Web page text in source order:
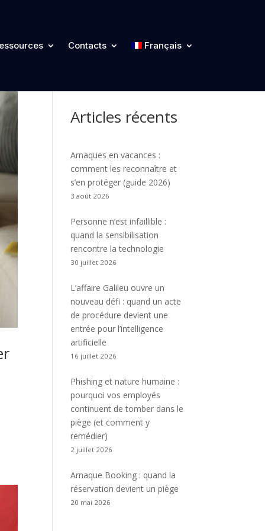
Contacts Français
Catégories
Articles récents
Arnaques en vacances :
comment les reconnaître et
s’en protéger (guide 2026)
3 août 2026
Personne n’est infaillible :
quand la sensibilisation
rencontre la technologie
30 juillet 2026
L’affaire Galileu ouvre un
nouveau défi : quand un acte
de procédure devient une
entrée pour l’intelligence
artificielle
16 juillet 2026
Phishing et nature humaine :
pourquoi vos employés
continuent de tomber dans le
piège (et comment y
remédier)
2 juillet 2026
Arnaque Booking : quand la
réservation devient un piège
20 mai 2026